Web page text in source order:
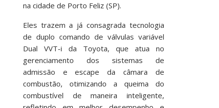
na cidade de Porto Feliz (SP).
Eles trazem a já consagrada tecnologia
de duplo comando de válvulas variável
Dual VVT-i da Toyota, que atua no
gerenciamento dos sistemas de
admissão e escape da câmara de
combustão, otimizando a queima do
combustível de maneira inteligente,